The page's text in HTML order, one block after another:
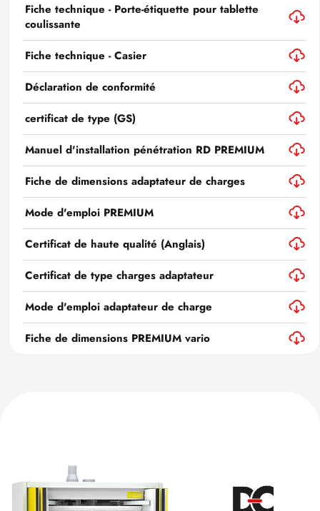
Fiche technique - Porte-étiquette pour tablette
coulissante
Fiche technique - Casier
Déclaration de conformité
certificat de type (GS)
Manuel d'installation pénétration RD PREMIUM
Fiche de dimensions adaptateur de charges
Mode d'emploi PREMIUM
Certificat de haute qualité (Anglais)
Certificat de type charges adaptateur
Mode d'emploi adaptateur de charge
Fiche de dimensions PREMIUM vario